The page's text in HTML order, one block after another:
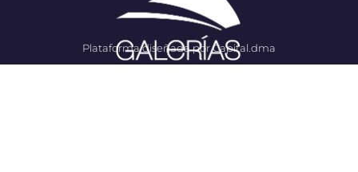
Plataforma diseñada por Capital.dma